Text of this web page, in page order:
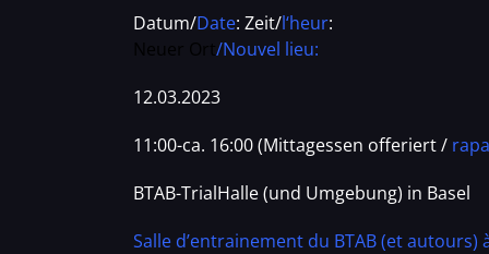
Datum/Date: Zeit/l‘heur:
Neuer Ort/Nouvel lieu:
12.03.2023
11:00-ca. 16:00 (Mittagessen offeriert /
BTAB-TrialHalle (und Umgebung) in Basel
Salle d’entrainement du BTAB (et autours)